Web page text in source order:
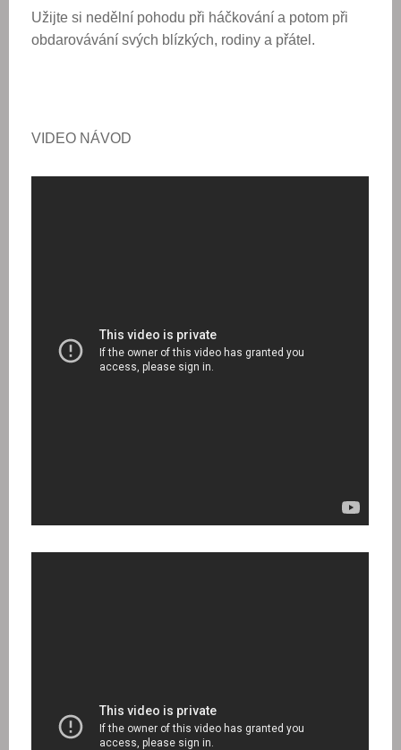
Užijte si nedělní pohodu při háčkování a potom při
obdarovávání svých blízkých, rodiny a přátel.
VIDEO NÁVOD